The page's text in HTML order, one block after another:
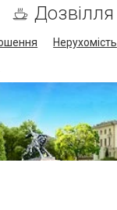
Дозвілля
Нерухомість